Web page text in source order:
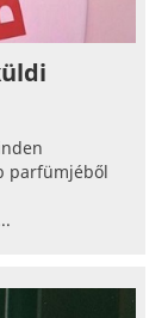
parfümjéből